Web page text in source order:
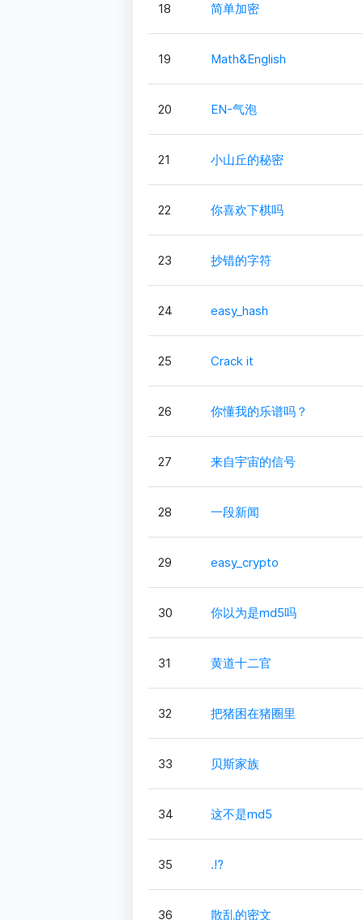
18 简单加密
19 Math&English
20 EN-气泡
21 小山丘的秘密
22 你喜欢下棋吗
23 抄错的字符
24 easy_hash
25 Crack it
26 你懂我的乐谱吗？
27 来自宇宙的信号
28 一段新闻
29 easy_crypto
30 你以为是md5吗
31 黄道十二官
32 把猪困在猪圈里
33 贝斯家族
34 这不是md5
35 .!?
36 散乱的密文